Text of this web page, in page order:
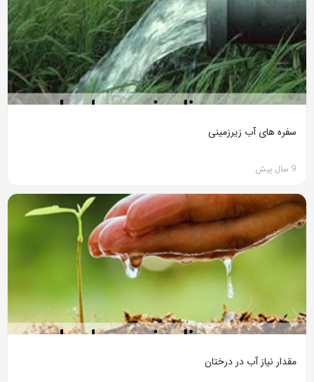
سفره های آب زیرزمینی
9 سال پیش
مقدار نیاز آب در درختان